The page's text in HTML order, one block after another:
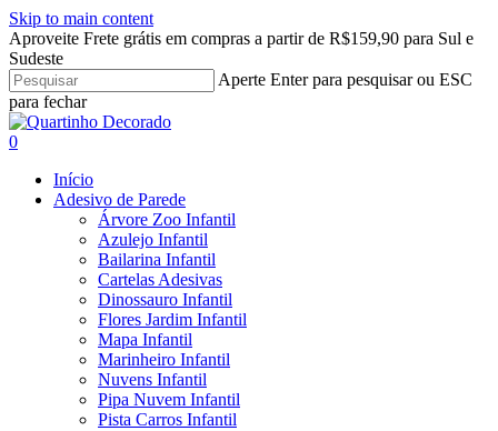
Skip to main content
Aproveite Frete grátis em compras a partir de R$159,90 para Sul e
Sudeste
Aperte Enter para pesquisar ou ESC
para fechar
Close
Search
search
account
0
Início
Adesivo de Parede
Árvore Zoo Infantil
Azulejo Infantil
Bailarina Infantil
Cartelas Adesivas
Dinossauro Infantil
Flores Jardim Infantil
Mapa Infantil
Marinheiro Infantil
Nuvens Infantil
Pipa Nuvem Infantil
Pista Carros Infantil